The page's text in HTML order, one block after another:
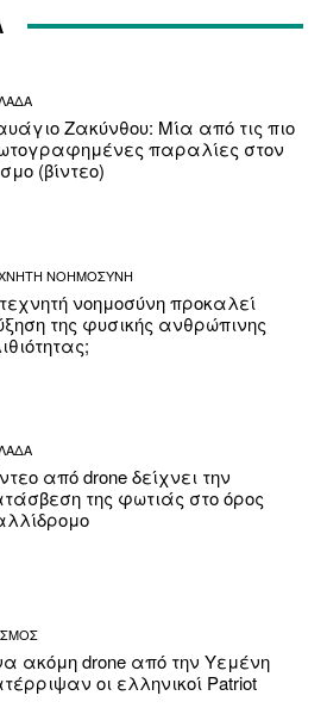
Ζακύνθου: Μία από τις πιο
παραλίες στον
(βίντεο)
ΝΟΗΜΟΣΥΝΗ
νοημοσύνη προκαλεί
της φυσικής ανθρώπινης
από drone δείχνει την
της φωτιάς στο όρος
ακόμη drone από την Υεμένη
οι ελληνικοί Patriot